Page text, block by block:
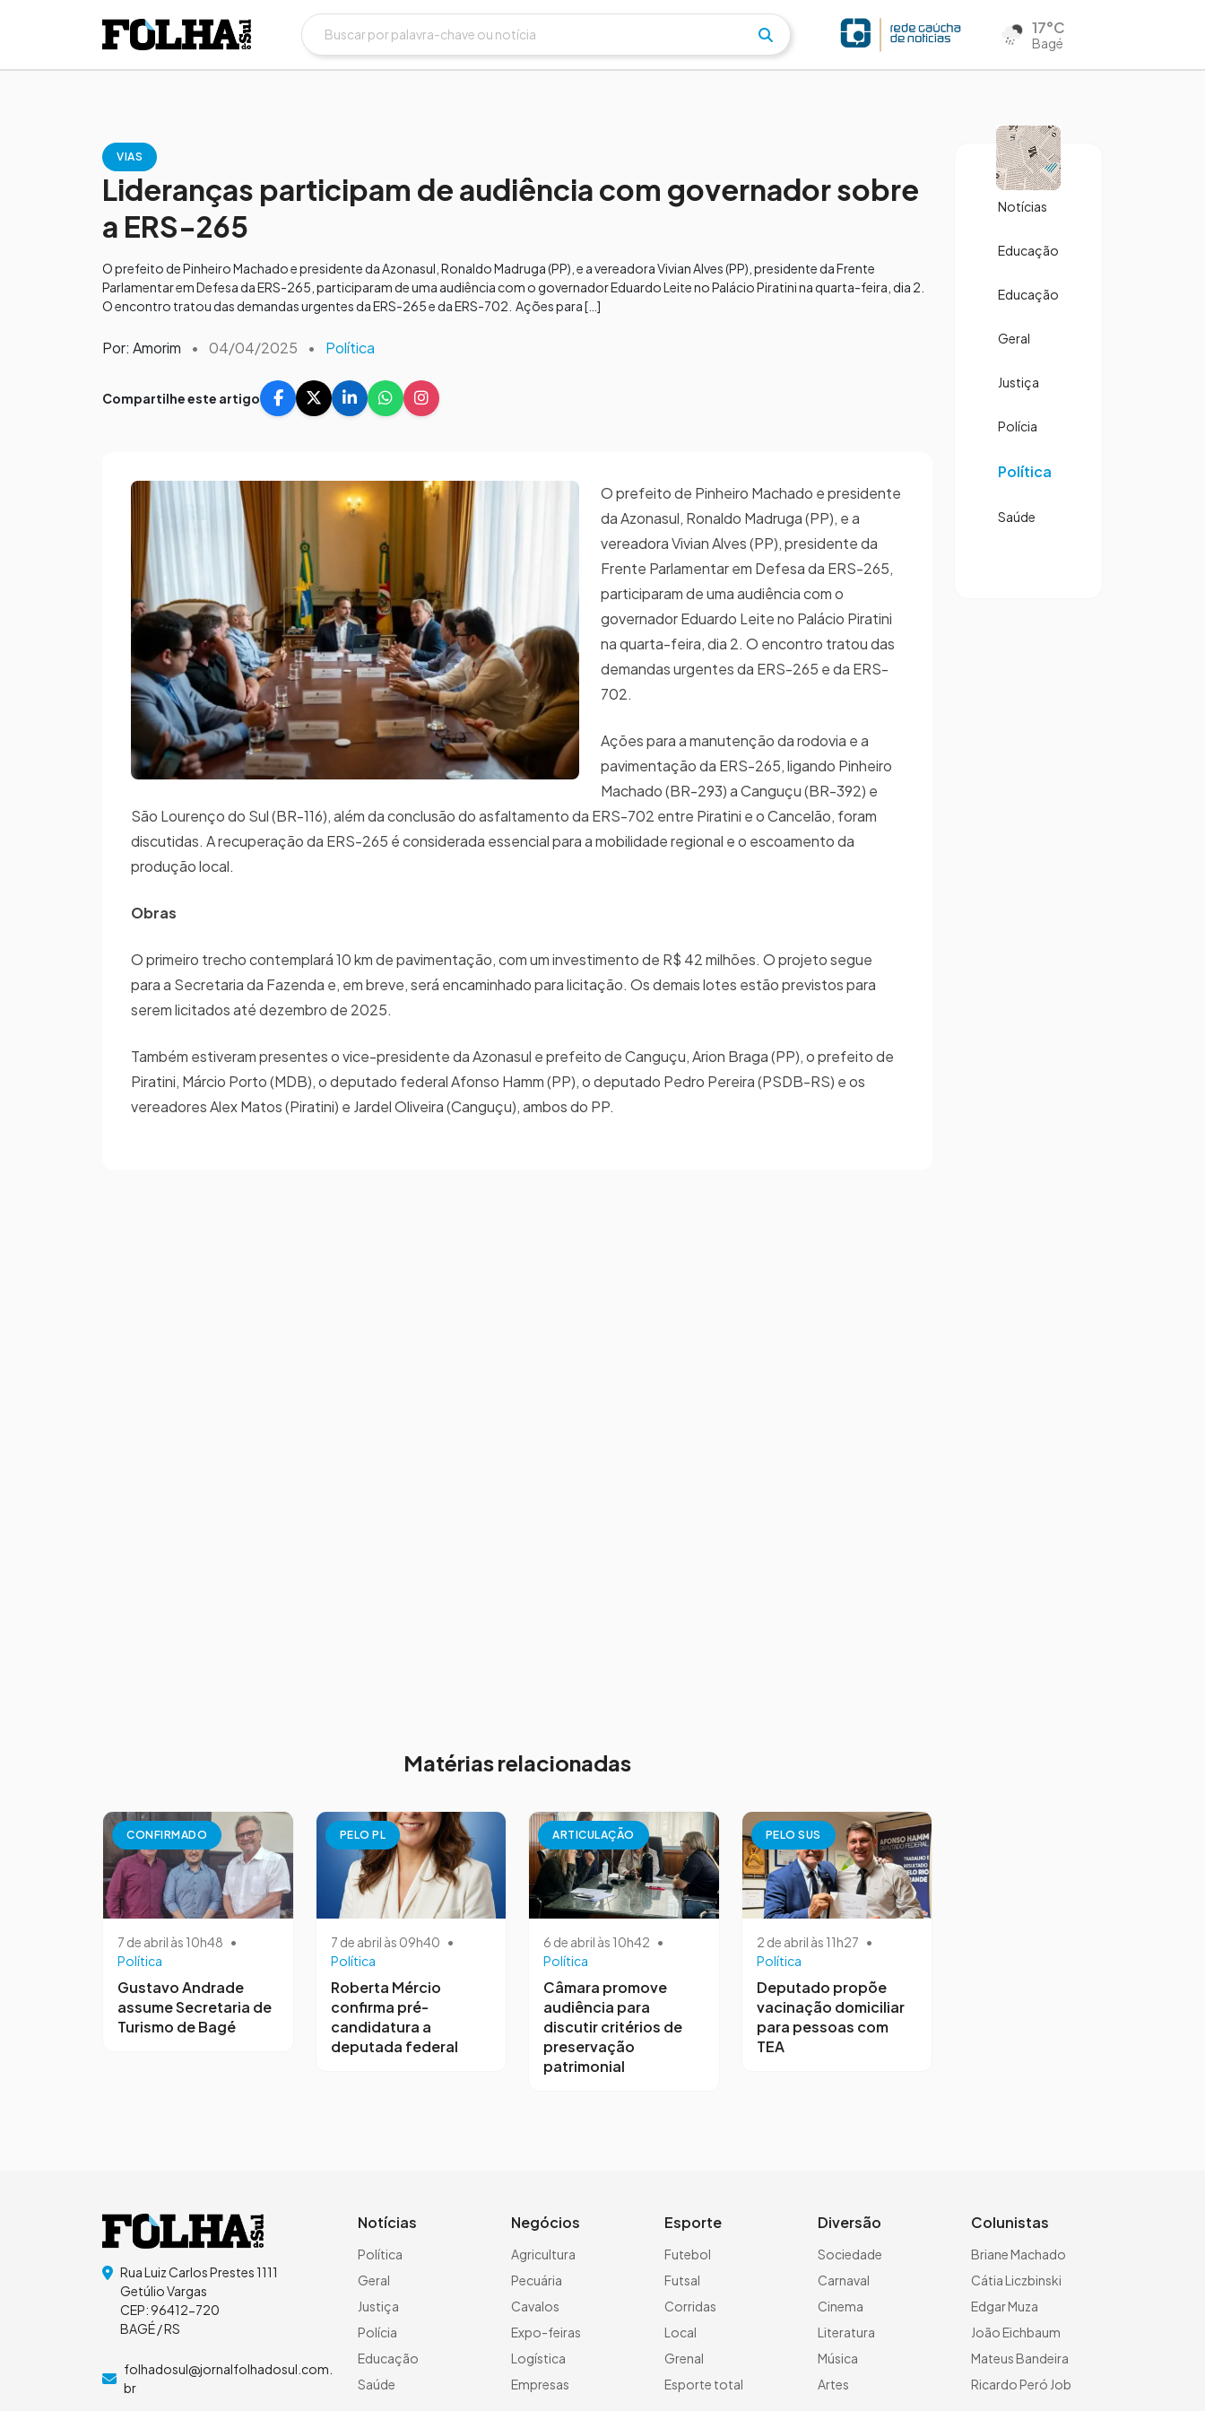
17°C
Bagé
VIAS
Lideranças participam de audiência com governador sobre
a ERS-265
​O prefeito de Pinheiro Machado e presidente da Azonasul, Ronaldo Madruga (PP), e a vereadora Vivian Alves (PP), presidente da Frente
Parlamentar em Defesa da ERS-265, participaram de uma audiência com o governador Eduardo Leite no Palácio Piratini na quarta-feira, dia 2.
O encontro tratou das demandas urgentes da ERS-265 e da ERS-702. Ações para […]
Por: Amorim • 04/04/2025 • Política
Compartilhe este artigo
O prefeito de Pinheiro Machado e presidente
da Azonasul, Ronaldo Madruga (PP), e a
vereadora Vivian Alves (PP), presidente da
Frente Parlamentar em Defesa da ERS-265,
participaram de uma audiência com o
governador Eduardo Leite no Palácio Piratini
na quarta-feira, dia 2. O encontro tratou das
demandas urgentes da ERS-265 e da ERS-
702.
Ações para a manutenção da rodovia e a
pavimentação da ERS-265, ligando Pinheiro
Machado (BR-293) a Canguçu (BR-392) e
São Lourenço do Sul (BR-116), além da conclusão do asfaltamento da ERS-702 entre Piratini e o Cancelão, foram
discutidas. A recuperação da ERS-265 é considerada essencial para a mobilidade regional e o escoamento da
produção local.
Obras
O primeiro trecho contemplará 10 km de pavimentação, com um investimento de R$ 42 milhões. O projeto segue
para a Secretaria da Fazenda e, em breve, será encaminhado para licitação. Os demais lotes estão previstos para
serem licitados até dezembro de 2025.
Também estiveram presentes o vice-presidente da Azonasul e prefeito de Canguçu, Arion Braga (PP), o prefeito de
Piratini, Márcio Porto (MDB), o deputado federal Afonso Hamm (PP), o deputado Pedro Pereira (PSDB-RS) e os
vereadores Alex Matos (Piratini) e Jardel Oliveira (Canguçu), ambos do PP.
Matérias relacionadas
CONFIRMADO
7 de abril às 10h48 •
Política
Gustavo Andrade
assume Secretaria de
Turismo de Bagé
PELO PL
7 de abril às 09h40 •
Política
Roberta Mércio
confirma pré-
candidatura a
deputada federal
ARTICULAÇÃO
6 de abril às 10h42 •
Política
Câmara promove
audiência para
discutir critérios de
preservação
patrimonial
PELO SUS
2 de abril às 11h27 •
Política
Deputado propõe
vacinação domiciliar
para pessoas com
TEA
Notícias
Educação
Educação
Geral
Justiça
Polícia
Política
Saúde
Rua Luiz Carlos Prestes 1111
Getúlio Vargas
CEP: 96412-720
BAGÉ / RS
folhadosul@jornalfolhadosul.com.
br
Notícias
Política
Geral
Justiça
Polícia
Educação
Saúde
Negócios
Agricultura
Pecuária
Cavalos
Expo-feiras
Logística
Empresas
Esporte
Futebol
Futsal
Corridas
Local
Grenal
Esporte total
Diversão
Sociedade
Carnaval
Cinema
Literatura
Música
Artes
Colunistas
Briane Machado
Cátia Liczbinski
Edgar Muza
João Eichbaum
Mateus Bandeira
Ricardo Peró Job